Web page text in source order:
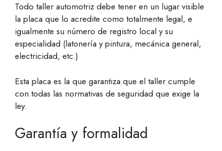
Todo taller automotriz debe tener en un lugar visible
la placa que lo acredite como totalmente legal, e
igualmente su número de registro local y su
especialidad (latonería y pintura, mecánica general,
electricidad, etc.)
Esta placa es la que garantiza que el taller cumple
con todas las normativas de seguridad que exige la
ley.
Garantía y formalidad